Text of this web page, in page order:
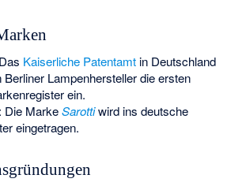
Kaiserliche Patentamtin Deutschland
Berliner Lampenhersteller die ersten
ein.
Die MarkeSarottiwird ins deutsche
eingetragen.